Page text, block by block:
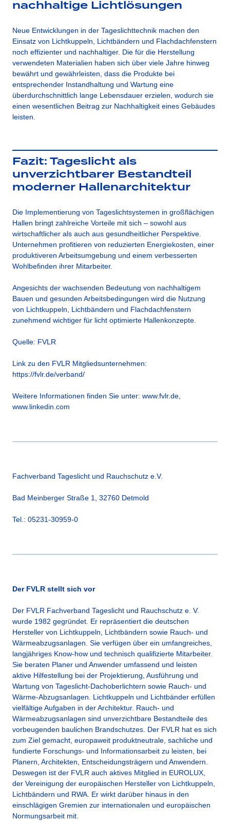
nachhaltige Lichtlösungen
Neue Entwicklungen in der Tageslichttechnik machen den
Einsatz von Lichtkuppeln, Lichtbändern und Flachdachfenstern
noch effizienter und nachhaltiger. Die für die Herstellung
verwendeten Materialien haben sich über viele Jahre hinweg
bewährt und gewährleisten, dass die Produkte bei
entsprechender Instandhaltung und Wartung eine
überdurchschnittlich lange Lebensdauer erzielen, wodurch sie
einen wesentlichen Beitrag zur Nachhaltigkeit eines Gebäudes
leisten.
Fazit: Tageslicht als
unverzichtbarer Bestandteil
moderner Hallenarchitektur
Die Implementierung von Tageslichtsystemen in großflächigen
Hallen bringt zahlreiche Vorteile mit sich – sowohl aus
wirtschaftlicher als auch aus gesundheitlicher Perspektive.
Unternehmen profitieren von reduzierten Energiekosten, einer
produktiveren Arbeitsumgebung und einem verbesserten
Wohlbefinden ihrer Mitarbeiter.
Angesichts der wachsenden Bedeutung von nachhaltigem
Bauen und gesunden Arbeitsbedingungen wird die Nutzung
von Lichtkuppeln, Lichtbändern und Flachdachfenstern
zunehmend wichtiger für licht optimierte Hallenkonzepte.
Quelle: FVLR
Link zu den FVLR Mitgliedsunternehmen:
https://fvlr.de/verband/
Weitere Informationen finden Sie unter: www.fvlr.de
www.linkedin.com
Fachverband Tageslicht und Rauchschutz e.V.
Bad Meinberger Straße 1, 32760 Detmold
Tel.: 05231-30959-0
Der FVLR stellt sich vor
Der FVLR Fachverband Tageslicht und Rauchschutz e. V.
wurde 1982 gegründet. Er repräsentiert die deutschen
Hersteller von Lichtkuppeln, Lichtbändern sowie Rauch- und
Wärmeabzugsanlagen. Sie verfügen über ein umfangreiches,
langjähriges Know-how und technisch qualifizierte Mitarbeiter.
Sie beraten Planer und Anwender umfassend und leisten
aktive Hilfestellung bei der Projektierung, Ausführung und
Wartung von Tageslicht-Dachoberlichtern sowie Rauch- und
Wärme-Abzugsanlagen. Lichtkuppeln und Lichtbänder erfüllen
vielfältige Aufgaben in der Architektur. Rauch- und
Wärmeabzugsanlagen sind unverzichtbare Bestandteile des
vorbeugenden baulichen Brandschutzes. Der FVLR hat es sich
zum Ziel gemacht, europaweit produktneutrale, sachliche und
fundierte Forschungs- und Informationsarbeit zu leisten, bei
Planern, Architekten, Entscheidungsträgern und Anwendern.
Deswegen ist der FVLR auch aktives Mitglied in EUROLUX,
der Vereinigung der europäischen Hersteller von Lichtkuppeln,
Lichtbändern und RWA. Er wirkt darüber hinaus in den
einschlägigen Gremien zur internationalen und europäischen
Normungsarbeit mit.